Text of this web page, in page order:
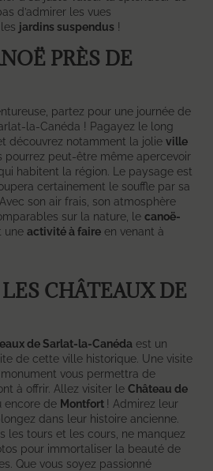
d’admirer les vues
jardins suspendus !
PRÈS DE
partez pour une journée de
la-Canéda ! Pagayez le long
découvrez notamment la jolieville
pourrez peut-être même apercevoir
habitent la région. Le paysage est
certainement le souffle par sa
son air frais, son atmosphère
sur la nature, lecanoë-
uneactivité à faire en venant à
CHÂTEAUX DE
de Sarlat-la-Canéda est un
de cette ville historique. Une visite
vous permettra de
à offrir. Allez visiter leChâteau de
encore de Montfort ! Admirez leur
dans leur histoire ancienne.
les tours et les cours, ne manquez
pour immortaliser la beauté de
Que vous soyez passionné